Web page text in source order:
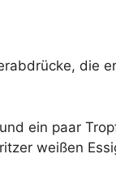
die
ein paar
weißen